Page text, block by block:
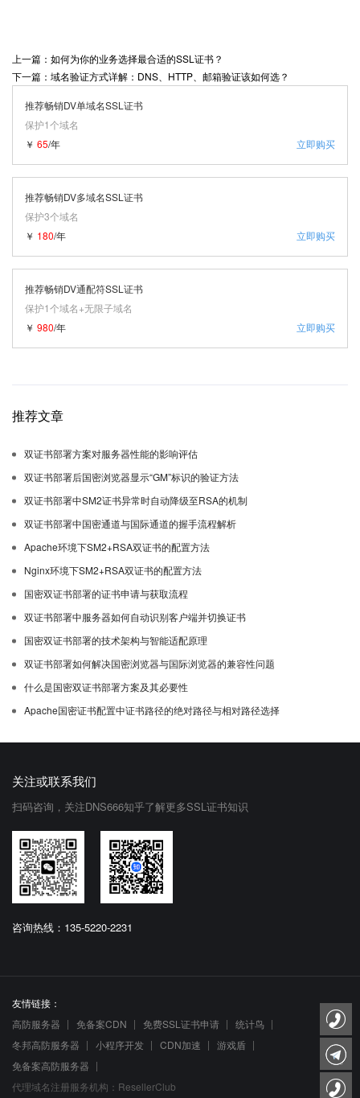
上一篇：如何为你的业务选择最合适的SSL证书？
下一篇：域名验证方式详解：DNS、HTTP、邮箱验证该如何选？
推荐畅销DV单域名SSL证书
保护1个域名
立即购买
￥ 65/年
推荐畅销DV多域名SSL证书
保护3个域名
立即购买
￥ 180/年
推荐畅销DV通配符SSL证书
保护1个域名+无限子域名
立即购买
￥ 980/年
推荐文章
双证书部署方案对服务器性能的影响评估
双证书部署后国密浏览器显示“GM”标识的验证方法
双证书部署中SM2证书异常时自动降级至RSA的机制
双证书部署中国密通道与国际通道的握手流程解析
Apache环境下SM2+RSA双证书的配置方法
Nginx环境下SM2+RSA双证书的配置方法
国密双证书部署的证书申请与获取流程
双证书部署中服务器如何自动识别客户端并切换证书
国密双证书部署的技术架构与智能适配原理
双证书部署如何解决国密浏览器与国际浏览器的兼容性问题
什么是国密双证书部署方案及其必要性
Apache国密证书配置中证书路径的绝对路径与相对路径选择
关注或联系我们
扫码咨询，关注DNS666知乎了解更多SSL证书知识
咨询热线：135-5220-2231
友情链接：
高防服务器
免备案CDN 免费SSL证书申请
统计鸟
冬邦高防服务器
小程序开发 CDN加速
游戏盾
免备案高防服务器
代理域名注册服务机构：ResellerClub